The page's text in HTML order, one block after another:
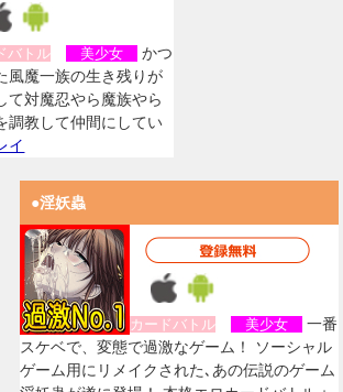
バトル 美少女
かつ
風魔一族の生き残りが
て対魔忍やら魔族やら
調教して仲間にしてい
イ
●淫妖蟲
カードバトル 美少女
一番
スケベで、変態で過激なゲーム！ ソーシャル
ゲーム用にリメイクされた､あの伝説のゲーム